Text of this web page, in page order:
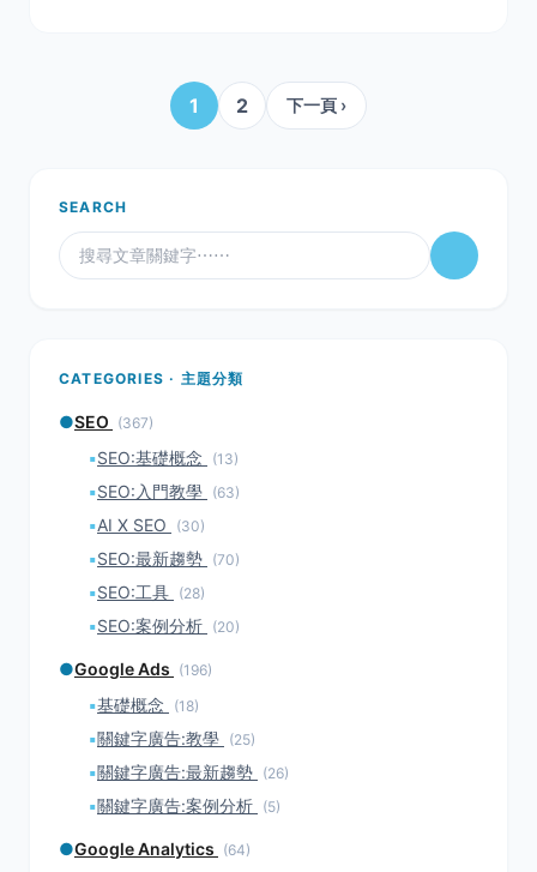
1 2 下一頁 ›
SEARCH
CATEGORIES · 主題分類
●SEO (367)
▪SEO:基礎概念 (13)
▪SEO:入門教學 (63)
▪AI X SEO (30)
▪SEO:最新趨勢 (70)
▪SEO:工具 (28)
▪SEO:案例分析 (20)
●Google Ads (196)
▪基礎概念 (18)
▪關鍵字廣告:教學 (25)
▪關鍵字廣告:最新趨勢 (26)
▪關鍵字廣告:案例分析 (5)
●Google Analytics (64)